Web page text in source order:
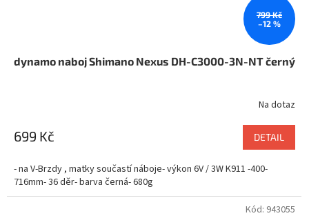
799 Kč
–12 %
dynamo naboj Shimano Nexus DH-C3000-3N-NT černý
Na dotaz
699 Kč DETAIL
- na V-Brzdy , matky součastí náboje- výkon 6V / 3W K911 -400-
716mm- 36 děr- barva černá- 680g
Kód: 943055